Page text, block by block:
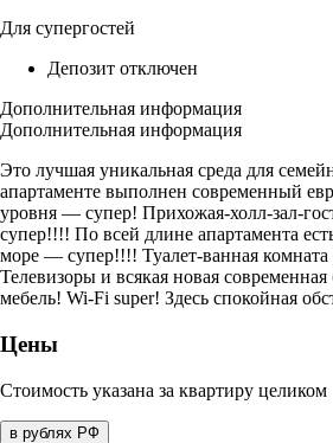
Для супергостей
Депозит отключен
Дополнительная информация
Дополнительная информация
Это лучшая уникальная среда для
апартаменте выполнен современный
уровня — супер! Прихожая-холл-зал-
супер!!!! По всей длине апартамента
море — супер!!!! Туалет-ванная
Телевизоры и всякая новая
мебель! Wi-Fi super! Здесь спокойная
Цены
Стоимость указана за квартиру целиком
в рублях РФ